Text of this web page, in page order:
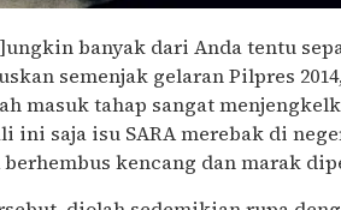
banyak dari Anda tentu
semenjak gelaran Pilpres
masuk tahap sangat
ini saja isu SARA merebak di
berhembus kencang dan marak